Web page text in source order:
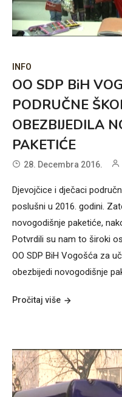
INFO
OO SDP BiH
PODRUČNE
OBEZBIJEDILA
PAKETIĆE
28. Decembra 2016.
Djevojčice i dječaci
poslušni u 2016. godini.
novogodišnje paketiće,
Potvrdili su nam to široki
OO SDP BiH Vogošća za
obezbijedi novogodišnje
Pročitaj više